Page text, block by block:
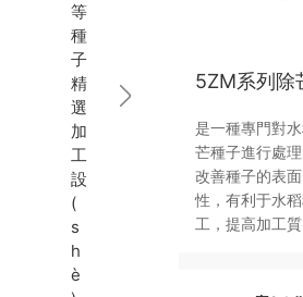
蔬菜種子刷種機
蔬菜種子去石機
5W系列窩眼分選機
5ZK系列脫殼機
5ZM系列除芒機
5BY系列種子包衣機
5PBY系列種子包衣機
混合系統(tǒng)
多功能種子混合系統(tǒng)
無破碎輸送系統(tǒng)
垂直輸送設(shè)備
水平輸送設(shè)備
除塵系統(tǒng)
離心式除塵器
計量包裝碼垛系統(tǒng)
大豆種子加工線
業(yè)績展示
政策法規(guī)
技術(shù)指南
在線留言
人才招聘
等
種
子
精
選
加
工
設
(
s
h
è
5ZM系列除
是一種專門對
芒種子進行處
改善種子的表面
性，有利于水
工，提高加工